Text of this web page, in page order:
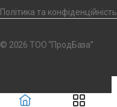
Політика та конфіденційність
© 2026 ТОО “ПродБаза”